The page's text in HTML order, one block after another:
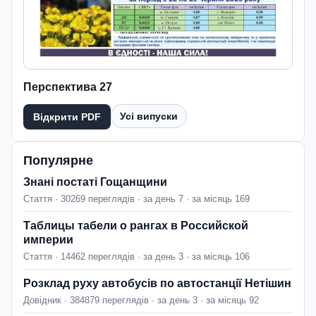
Перспектива 27
Відкрити PDF Усі випуски
Популярне
Знані постаті Гощанщини
Стаття · 30269 переглядів · за день 7 · за місяць 169
Таблицы табели о рангах в Российской
империи
Стаття · 14462 переглядів · за день 3 · за місяць 106
Розклад руху автобусів по автостанції Нетішин
Довідник · 384879 переглядів · за день 3 · за місяць 92